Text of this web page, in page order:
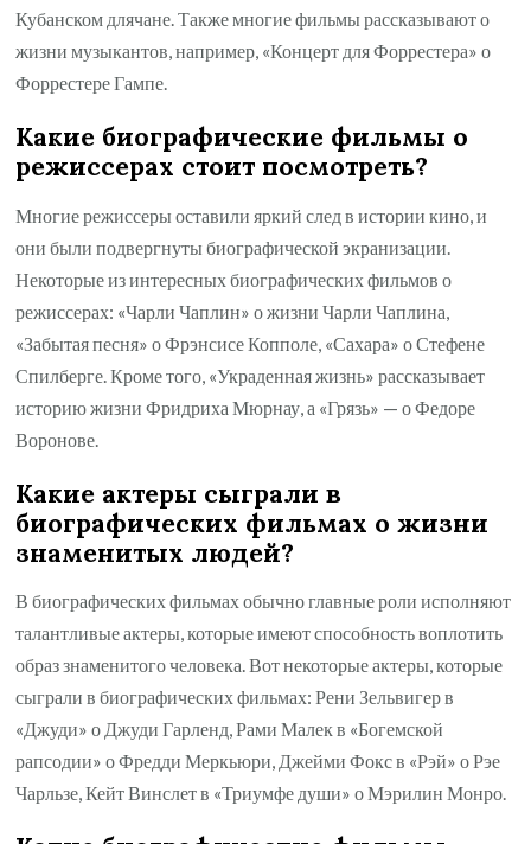
Кубанском длячане. Также многие фильмы рассказывают о
жизни музыкантов, например, «Концерт для Форрестера» о
Форрестере Гампе.
Какие биографические фильмы о
режиссерах стоит посмотреть?
Многие режиссеры оставили яркий след в истории кино, и
они были подвергнуты биографической экранизации.
Некоторые из интересных биографических фильмов о
режиссерах: «Чарли Чаплин» о жизни Чарли Чаплина,
«Забытая песня» о Фрэнсисе Копполе, «Сахара» о Стефене
Спилберге. Кроме того, «Украденная жизнь» рассказывает
историю жизни Фридриха Мюрнау, а «Грязь» — о Федоре
Воронове.
Какие актеры сыграли в
биографических фильмах о жизни
знаменитых людей?
В биографических фильмах обычно главные роли исполняют
талантливые актеры, которые имеют способность воплотить
образ знаменитого человека. Вот некоторые актеры, которые
сыграли в биографических фильмах: Рени Зельвигер в
«Джуди» о Джуди Гарленд, Рами Малек в «Богемской
рапсодии» о Фредди Меркьюри, Джейми Фокс в «Рэй» о Рэе
Чарльзе, Кейт Винслет в «Триумфе души» о Мэрилин Монро.